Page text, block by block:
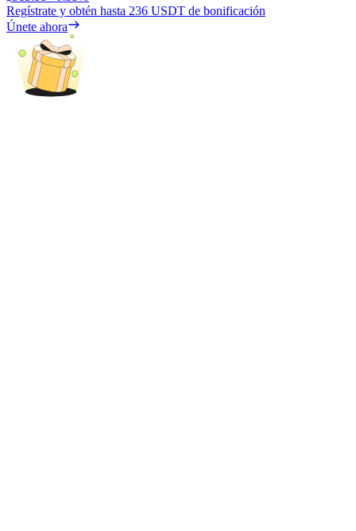
Bloqueos BTR
Regístrate y obtén hasta 236 USDT de bonificación
Únete ahora